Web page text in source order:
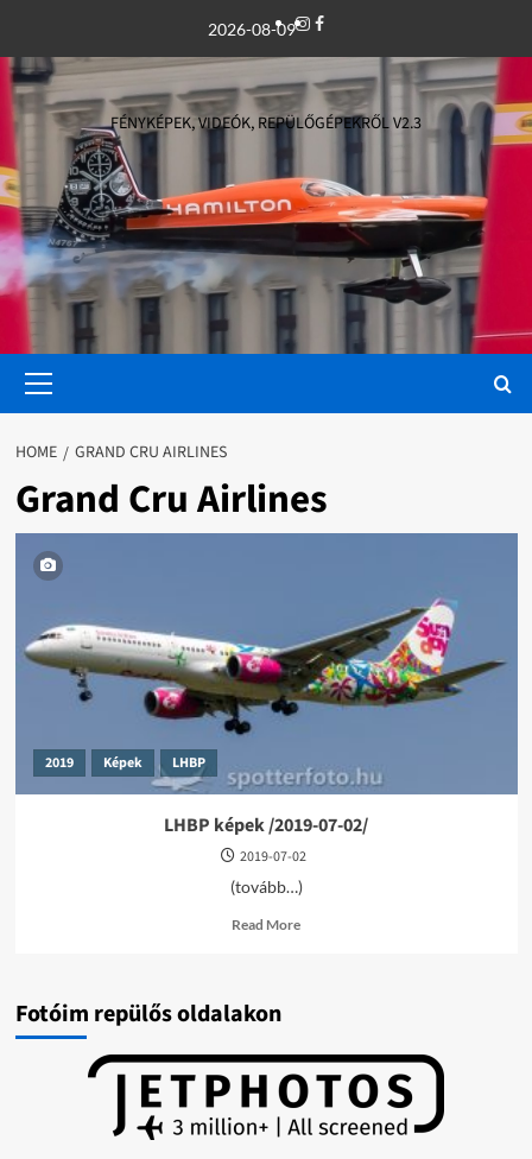
content
2026-08-09Instagram
Facebook
FÉNYKÉPEK, VIDEÓK, REPÜLŐGÉPEKRŐL V2.3
Menu
HOME GRAND CRU AIRLINES
Grand Cru Airlines
2019 Képek LHBP
LHBP képek /2019-07-02/
2019-07-02
(tovább…)
Read MoreRead
02/
Fotóim repülős oldalakon